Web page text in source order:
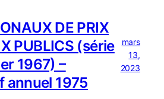
DE PRIX
PUBLICS (série
1967) –
annuel 1975
mars
13,
2023